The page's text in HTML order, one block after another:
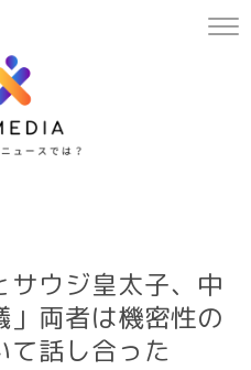
サウジ皇太子、中
」両者は機密性の
て話し合った